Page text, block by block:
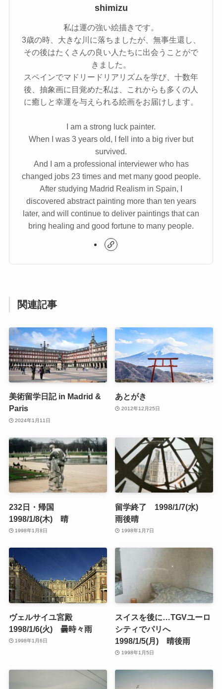
shimizu
私は運の強い絵描きです。
3歳の時、大きな川に落ちましたが、無事生還し、
その後はたくさんの良い人たちに出会うことがで
きました。
スペインでマドリードリアリズムを学び、十数年
後、抽象画に目覚めた私は、これからも多くの人
に癒しと幸運を与えられる絵画をお届けします。
I am a strong luck painter.
When I was 3 years old, I fell into a big river but
survived.
And I am a professional interviewer who has
changed jobs 23 times and met many good people.
After studying Madrid Realism in Spain, I
discovered abstract painting more than ten years
later, and will continue to deliver paintings that can
bring healing and good fortune to many people.
関連記事
美術留学日記 in Madrid &
Paris
2024年1月11日
あとがき
2012年12月25日
232日・帰国
1998/1/8(木) 晴
1998年1月8日
留学終了 1998/1/7(水)
雨後晴
1998年1月7日
ヴェルサイユ宮殿
1998/1/6(火) 曇時々雨
1998年1月6日
スイスを後に…TGVユーロ
シティでパリへ
1998/1/5(月) 晴後雨
1998年1月5日